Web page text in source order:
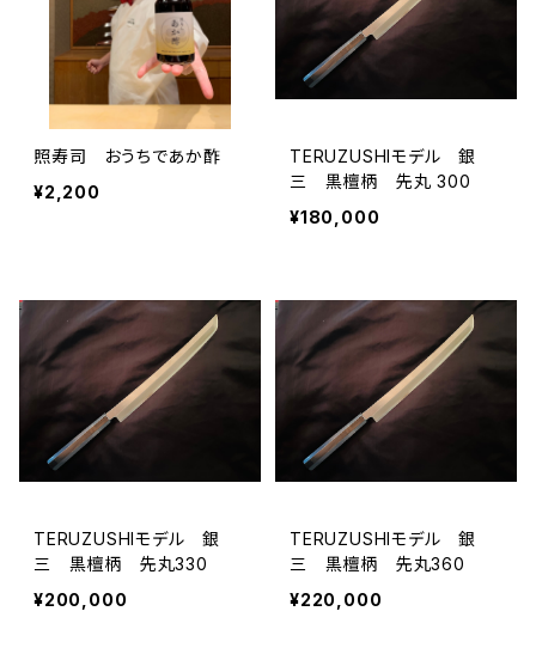
照寿司 おうちであか酢
¥2,200
TERUZUSHIモデル 銀
三 黒檀柄 先丸 300
¥180,000
TERUZUSHIモデル 銀
三 黒檀柄 先丸330
¥200,000
TERUZUSHIモデル 銀
三 黒檀柄 先丸360
¥220,000